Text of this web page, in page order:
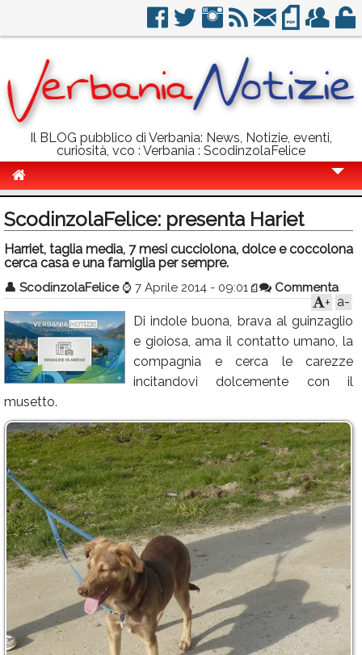
Il BLOG pubblico di Verbania: News, Notizie, eventi,
curiosità, vco : Verbania : ScodinzolaFelice
Politica
Sport
Eventi
Info Utili
Rubriche
Calendario
ScodinzolaFelice: presenta Hariet
Harriet, taglia media, 7 mesi cucciolona, dolce e coccolona
cerca casa e una famiglia per sempre.
👤 ScodinzolaFelice ⌚ 7 Aprile 2014 - 09:01 Commenta
a-
+
Di indole buona, brava al guinzaglio
e gioiosa, ama il contatto umano, la
compagnia e cerca le carezze
incitandovi dolcemente con il
musetto.